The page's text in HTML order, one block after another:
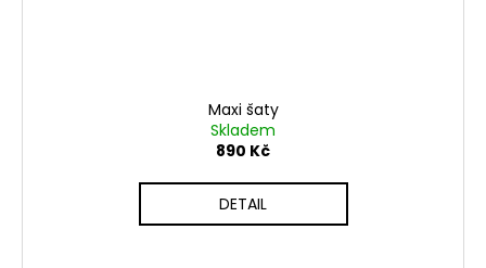
Maxi šaty
Skladem
890 Kč
DETAIL